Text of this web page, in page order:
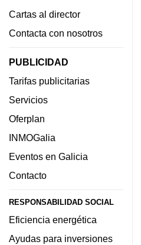
Cartas al director
Contacta con nosotros
PUBLICIDAD
Tarifas publicitarias
Servicios
Oferplan
INMOGalia
Eventos en Galicia
Contacto
RESPONSABILIDAD SOCIAL
Eficiencia energética
Ayudas para inversiones